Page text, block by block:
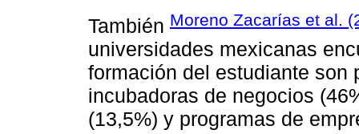
También Moreno Zacarías et al.
universidades mexicanas
formación del estudiante son
incubadoras de negocios
(13,5%) y programas de